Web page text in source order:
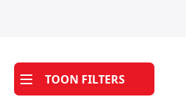
Tijdpakker stof
TOON FILTERS